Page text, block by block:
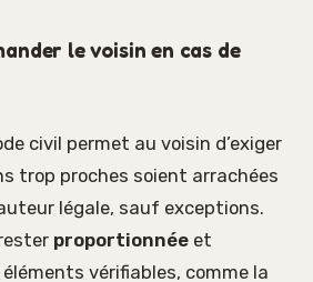
le voisin en cas de
civil permet au voisin d’exiger
trop proches soient arrachées
légale, sauf exceptions.
proportionnée et
éléments vérifiables, comme la